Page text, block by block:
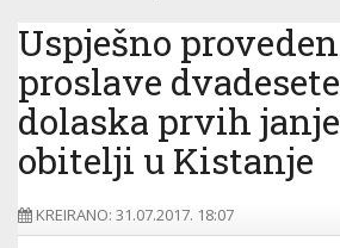
Uspješno
proslave
dolaska prvih
obitelji u Kistanje
KREIRANO: 31.07.2017. 18:07